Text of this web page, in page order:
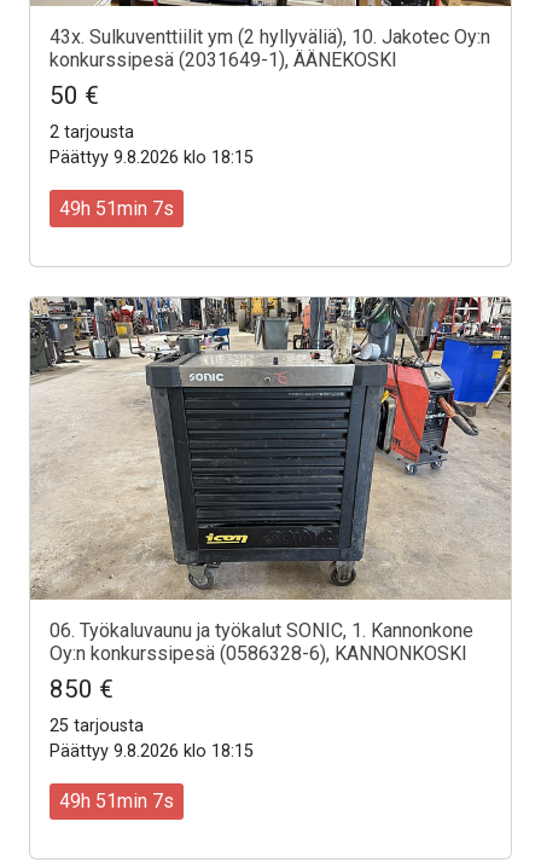
43x. Sulkuventtiilit ym (2 hyllyväliä), 10. Jakotec Oy:n
konkurssipesä (2031649-1), ÄÄNEKOSKI
50 €
2 tarjousta
Päättyy 9.8.2026 klo 18:15
49h 51min 5s
06. Työkaluvaunu ja työkalut SONIC, 1. Kannonkone
Oy:n konkurssipesä (0586328-6), KANNONKOSKI
850 €
25 tarjousta
Päättyy 9.8.2026 klo 18:15
49h 51min 5s